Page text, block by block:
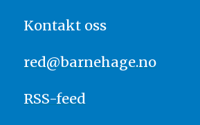
Kontakt oss
red@barnehage.no
RSS-feed